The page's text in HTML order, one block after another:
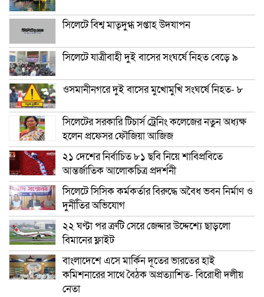
সিলেটে বিশ্ব মাতৃদুগ্ধ সপ্তাহ উদযাপন
সিলেটে যাত্রীবাহী দুই বাসের সংঘর্ষে নিহত বেড়ে ৯
ওসমানীনগরে দুই বাসের মুখোমুখি সংঘর্ষে নিহত- ৮
সিলেটের সরকারি টিচার্স ট্রেনিং কলেজের নতুন অধ্যক্ষ
হলেন প্রফেসর ফৌজিয়া আজিজ
২১ দেশের নির্বাচিত ৮১ ছবি নিয়ে শাবিপ্রবিতে
আন্তর্জাতিক আলোকচিত্র প্রদর্শনী
সিলেটে সিসিক কর্মকর্তার বিরুদ্ধে অবৈধ ভবন নির্মাণ ও
দুর্নীতির অভিযোগ
২২ ঘণ্টা পর ত্রুটি সেরে জেদ্দার উদ্দেশ্যে ছাড়লো
বিমানের ফ্লাইট
বাংলাদেশে এসে মার্কিন দূতের ভারতের হাই
কমিশনারের সাথে বৈঠক অপ্রত্যাশিত- বিরোধী দলীয়
নেতা